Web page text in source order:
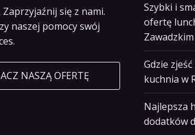
Zaprzyjaźnij się z nami.
naszej pomocy swój
NASZĄ OFERTĘ
Szybki i
ofertę
Zawadzkim
Gdzie
kuchnia w
Najlepsza
dodatków